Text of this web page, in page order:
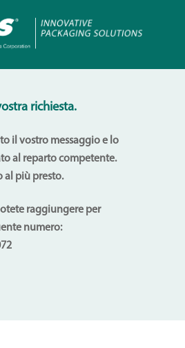
richiesta.
il vostro messaggio e lo
al reparto competente.
al più presto.
raggiungere per
numero: